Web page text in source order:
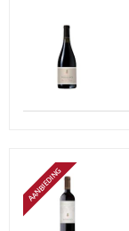
AANBIEDING